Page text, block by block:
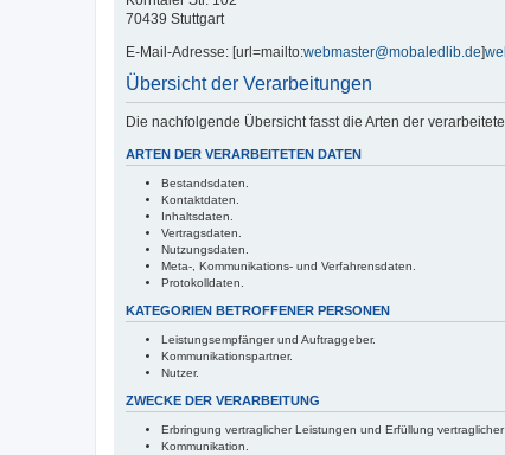
70439 Stuttgart
E-Mail-Adresse: [url=mailto:webmaster@mobaledlib.de]
Übersicht der Verarbeitungen
Die nachfolgende Übersicht fasst die Arten der
ARTEN DER VERARBEITETEN DATEN
Bestandsdaten.
Kontaktdaten.
Inhaltsdaten.
Vertragsdaten.
Nutzungsdaten.
Meta-, Kommunikations- und Verfahrensdaten.
Protokolldaten.
KATEGORIEN BETROFFENER PERSONEN
Leistungsempfänger und Auftraggeber.
Kommunikationspartner.
Nutzer.
ZWECKE DER VERARBEITUNG
Erbringung vertraglicher Leistungen und Erfüllung
Kommunikation.